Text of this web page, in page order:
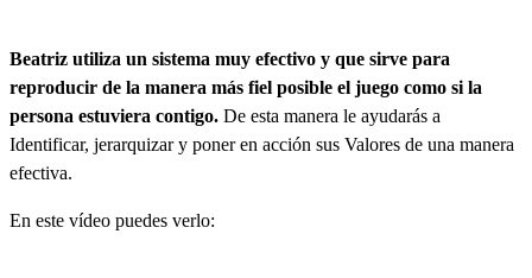
Beatriz utiliza un sistema muy efectivo y que sirve para
reproducir de la manera más fiel posible el juego como si la
persona estuviera contigo. De esta manera le ayudarás a
Identificar, jerarquizar y poner en acción sus Valores de una manera
efectiva.
En este vídeo puedes verlo: